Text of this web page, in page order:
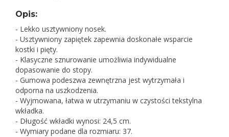
Opis:
- Lekko usztywniony nosek.
- Usztywniony zapiętek zapewnia doskonałe wsparcie
kostki i pięty.
- Klasyczne sznurowanie umożliwia indywidualne
dopasowanie do stopy.
- Gumowa podeszwa zewnętrzna jest wytrzymała i
odporna na uszkodzenia.
- Wyjmowana, łatwa w utrzymaniu w czystości tekstylna
wkładka.
- Długość wkładki wynosi: 24,5 cm.
- Wymiary podane dla rozmiaru: 37.